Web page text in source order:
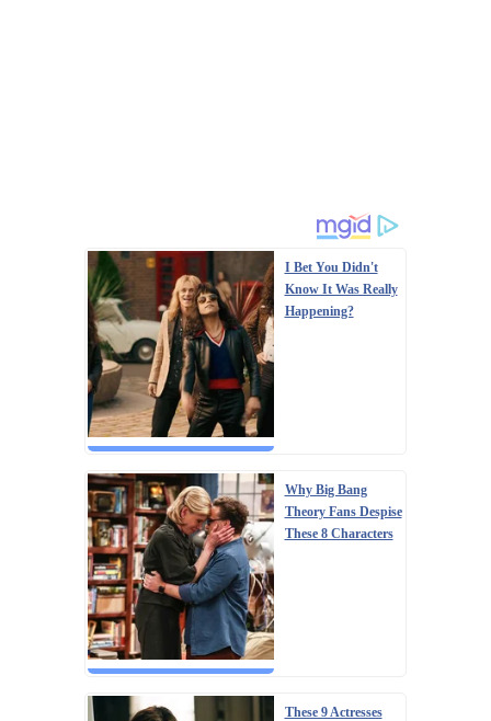
I Bet You Didn't
Know It Was Really
Happening?
Why Big Bang
Theory Fans Despise
These 8 Characters
These 9 Actresses